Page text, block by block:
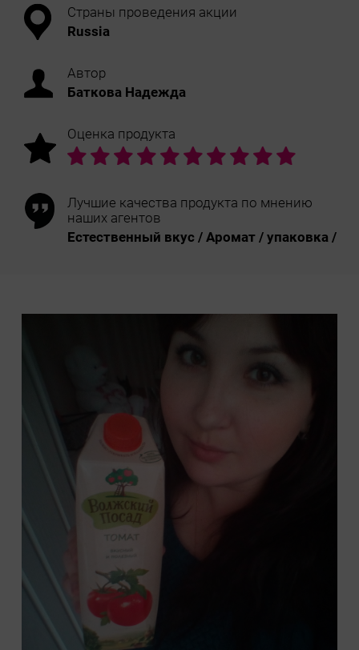
Страны проведения акции
Russia
Автор
Баткова Надежда
Оценка продукта
Лучшие качества продукта по мнению
наших агентов
Естественный вкус / Аромат / упаковка /